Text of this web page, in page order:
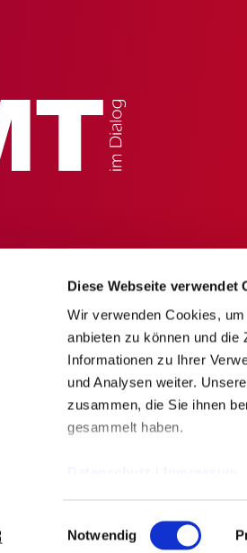
Diese Webseite verwendet
Wir verwenden Cookies,
anbieten zu können und die
Informationen zu Ihrer
und Analysen weiter.
zusammen, die Sie ihnen
gesammelt haben.
Einwilligungsauswahl
Notwendig